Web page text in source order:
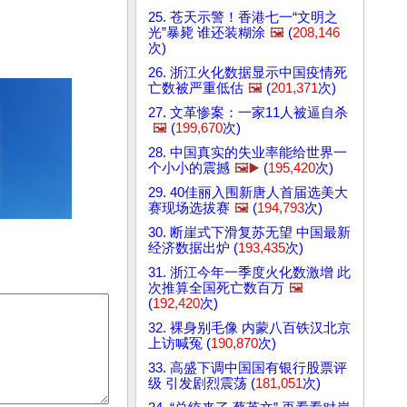
25. 苍天示警！香港七一“文明之
光”暴毙 谁还装糊涂 🖼️ (208,146
次)
26. 浙江火化数据显示中国疫情死
亡数被严重低估 🖼️ (201,371次)
27. 文革惨案：一家11人被逼自杀
🖼️ (199,670次)
28. 中国真实的失业率能给世界一
个小小的震撼 🖼️▶️ (195,420次)
29. 40佳丽入围新唐人首届选美大
赛现场选拔赛 🖼️ (194,793次)
30. 断崖式下滑复苏无望 中国最新
经济数据出炉 (193,435次)
31. 浙江今年一季度火化数激增 此
次推算全国死亡数百万 🖼️
(192,420次)
32. 裸身别毛像 内蒙八百铁汉北京
上访喊冤 (190,870次)
33. 高盛下调中国国有银行股票评
级 引发剧烈震荡 (181,051次)